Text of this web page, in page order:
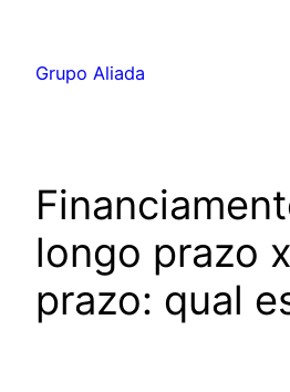
Grupo Aliada
longo prazo
prazo: qual